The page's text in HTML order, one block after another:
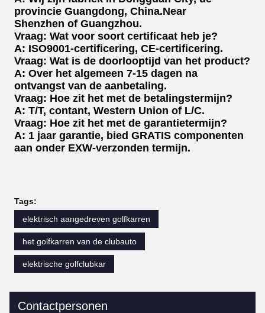
provincie Guangdong, China.Near
Shenzhen of Guangzhou.
Vraag: Wat voor soort certificaat heb je?
A: ISO9001-certificering, CE-certificering.
Vraag: Wat is de doorlooptijd van het product?
A: Over het algemeen 7-15 dagen na
ontvangst van de aanbetaling.
Vraag: Hoe zit het met de betalingstermijn?
A: T/T, contant, Western Union of L/C.
Vraag: Hoe zit het met de garantietermijn?
A: 1 jaar garantie, bied GRATIS componenten
aan onder EXW-verzonden termijn.
Tags:
elektrisch aangedreven golfkarren
het golfkarren van de clubauto
elektrische golfclubkar
Contactpersonen